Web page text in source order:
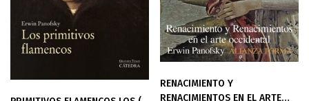
RENACIMIENTO Y
RENACIMIENTOS EN EL ARTE